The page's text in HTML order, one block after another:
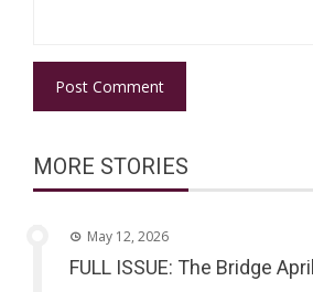
MORE STORIES
May 12, 2026
FULL ISSUE: The Bridge